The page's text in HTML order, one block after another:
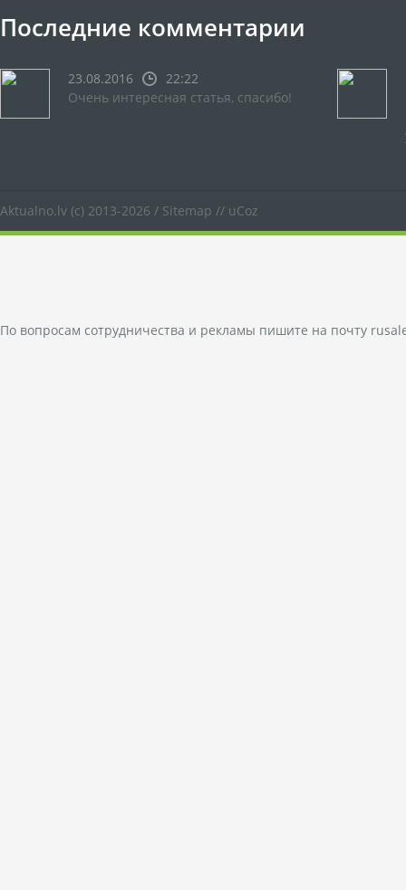
Последние комментарии
23.08.2016
22:22
Очень интересная статья, спасибо!
Aktualno.lv (c) 2013-2026 / Sitemap // uCoz
По вопросам сотрудничества и рекламы пишите на почту